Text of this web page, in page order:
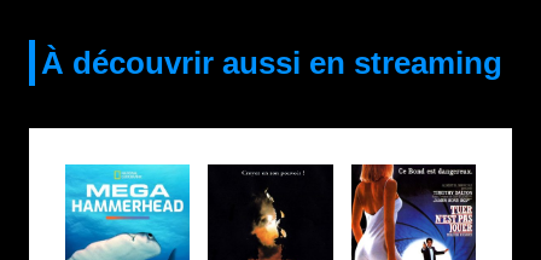
À découvrir aussi en streaming